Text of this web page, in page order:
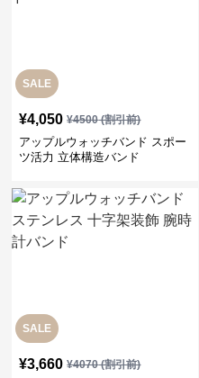
SALE
¥4,050 ¥4500(割引前)
アップルウォッチバンド スポー
ツ活力 立体構造バンド
SALE
¥3,660 ¥4070(割引前)